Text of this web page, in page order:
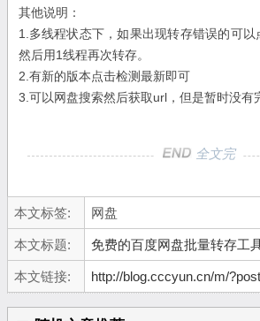
其他说明：
1.多线程状态下，如果出现转存错误的可以
然后用1线程再次转存。
2.有新的版本点击检测最新即可
3.可以网盘搜索然后获取url，但是暂时没有
全文完
本文标签: 网盘
本文标题: 免费的百度网盘批量转存工
本文链接: http://blog.cccyun.cn/m/